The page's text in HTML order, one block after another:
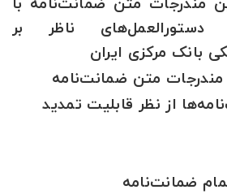
ناظر بر
بانک مرکزی ایران
از نظر قابلیت تمدید
ضمانت‌نامه